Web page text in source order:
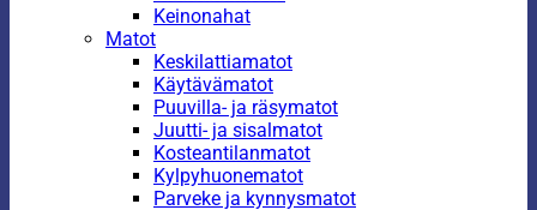
Keinonahat
Matot
Keskilattiamatot
Käytävämatot
Puuvilla- ja räsymatot
Juutti- ja sisalmatot
Kosteantilanmatot
Kylpyhuonematot
Parveke ja kynnysmatot